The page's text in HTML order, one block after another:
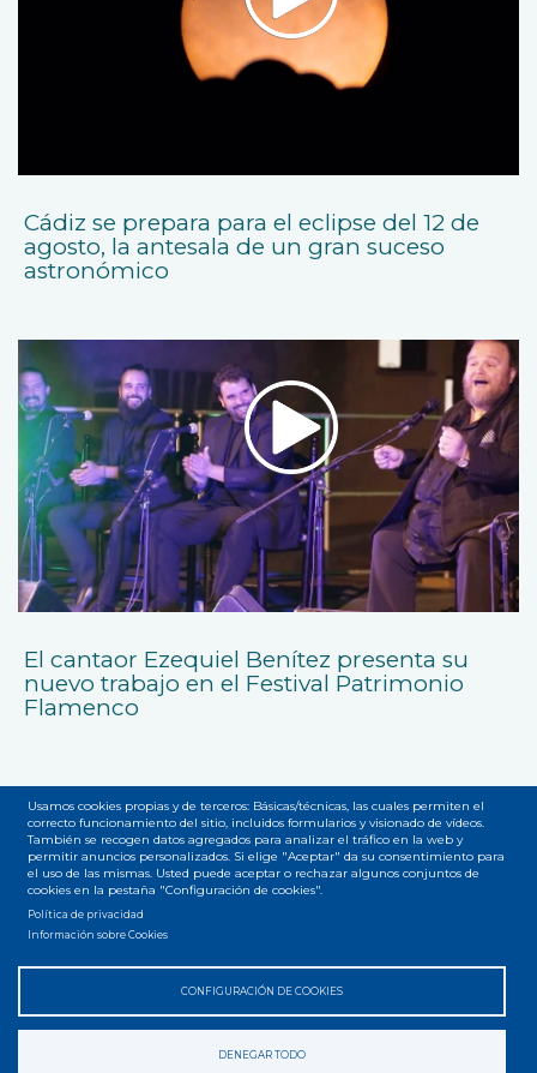
Cádiz se prepara para el eclipse del 12 de
agosto, la antesala de un gran suceso
astronómico
El cantaor Ezequiel Benítez presenta su
nuevo trabajo en el Festival Patrimonio
Flamenco
Menú
del
Accesibilidad Privacidad Legal Cookies Mapa web
Usamos cookies propias y de terceros: Básicas/técnicas, las cuales permiten el
correcto funcionamiento del sitio, incluidos formularios y visionado de vídeos.
También se recogen datos agregados para analizar el tráfico en la web y
permitir anuncios personalizados. Si elige "Aceptar" da su consentimiento para
el uso de las mismas. Usted puede aceptar o rechazar algunos conjuntos de
cookies en la pestaña "Configuración de cookies".
Política de privacidad
Información sobre Cookies
CONFIGURACIÓN DE COOKIES
DENEGAR TODO